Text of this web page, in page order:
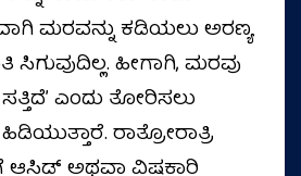
ಮರವನ್ನು ಕಡಿಯಲು ಅರಣ್ಯ
ಹೀಗಾಗಿ, ಮರವು
ಎಂದು ತೋರಿಸಲು
ರಾತ್ರೋರಾತ್ರಿ